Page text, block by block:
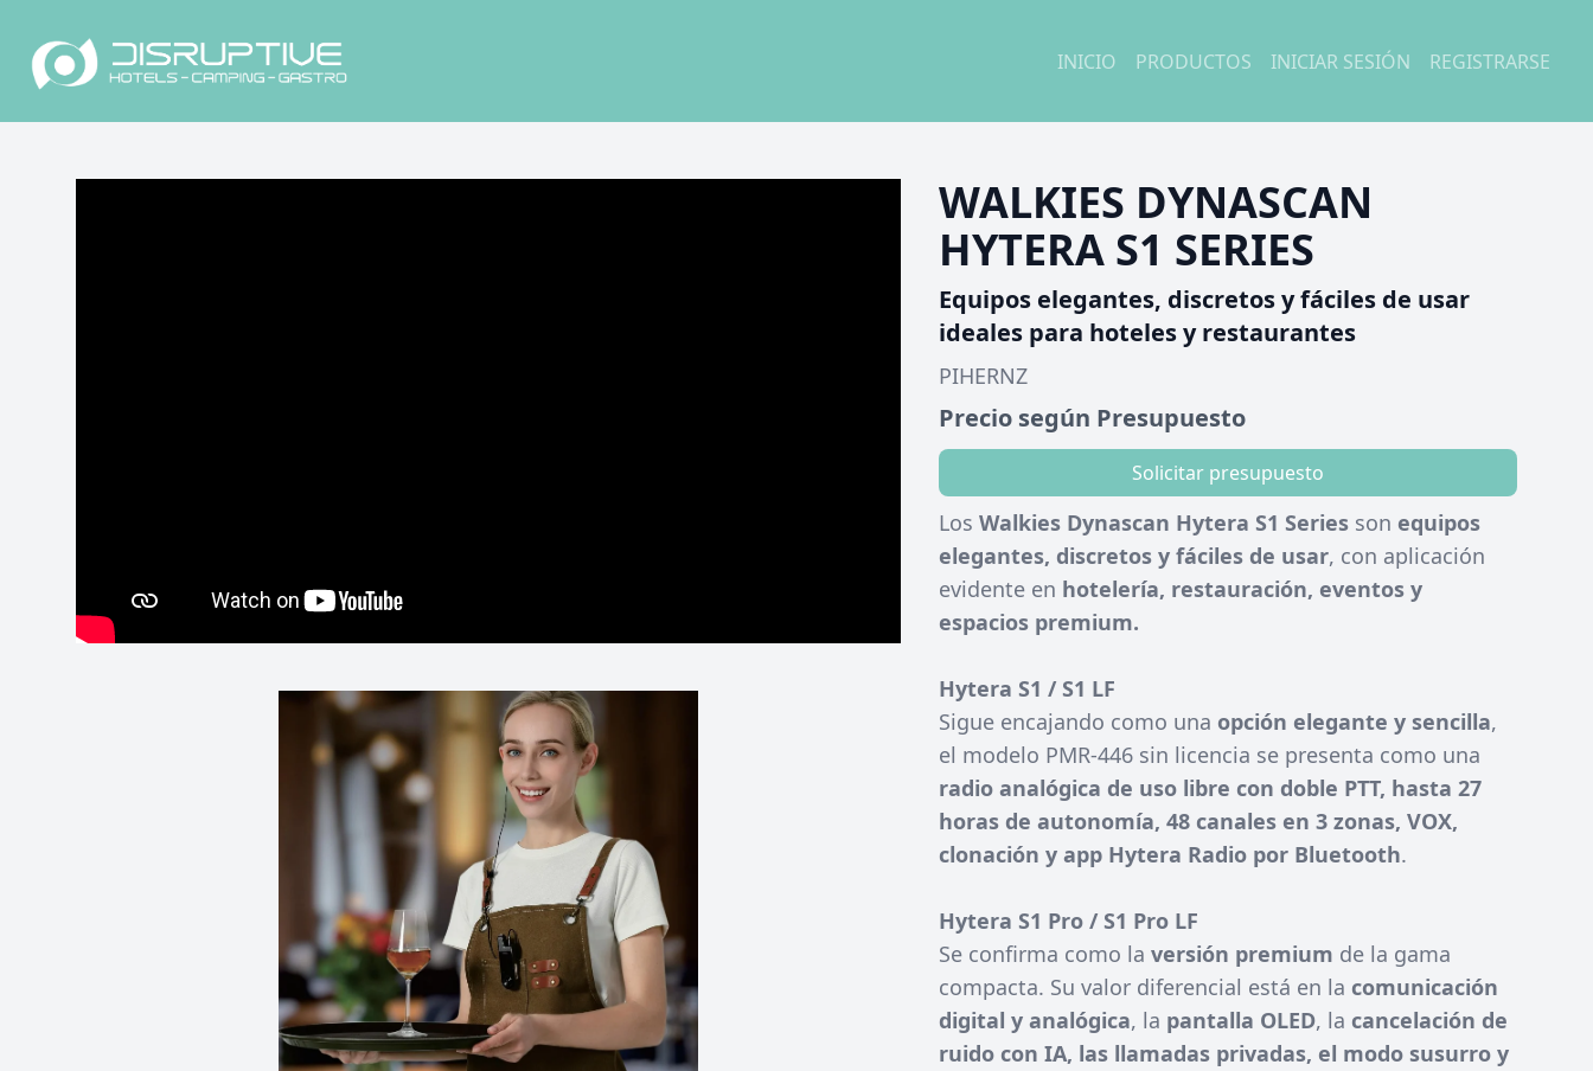
INICIO PRODUCTOS INICIAR SESIÓN REGISTRARSE
WALKIES DYNASCAN
HYTERA S1 SERIES
Equipos elegantes, discretos y fáciles de usar
ideales para hoteles y restaurantes
PIHERNZ
Precio según Presupuesto
Solicitar presupuesto
Los Walkies Dynascan Hytera S1 Series son equipos
elegantes, discretos y fáciles de usar, con aplicación
evidente en hotelería, restauración, eventos y
espacios premium.
Hytera S1 / S1 LF
Sigue encajando como una opción elegante y sencilla,
el modelo PMR-446 sin licencia se presenta como una
radio analógica de uso libre con doble PTT, hasta 27
horas de autonomía, 48 canales en 3 zonas, VOX,
clonación y app Hytera Radio por Bluetooth.
Hytera S1 Pro / S1 Pro LF
Se confirma como la versión premium de la gama
compacta. Su valor diferencial está en la comunicación
digital y analógica, la pantalla OLED, la cancelación de
ruido con IA, las llamadas privadas, el modo susurro y